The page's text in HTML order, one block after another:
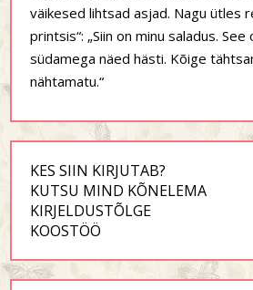
väikesed lihtsad asjad. Nagu ütles
printsis“: „Siin on minu saladus.
südamega näed hästi. Kõige
nähtamatu.“
KES SIIN KIRJUTAB?
KUTSU MIND KÕNELEMA
KIRJELDUSTÕLGE
KOOSTÖÖ